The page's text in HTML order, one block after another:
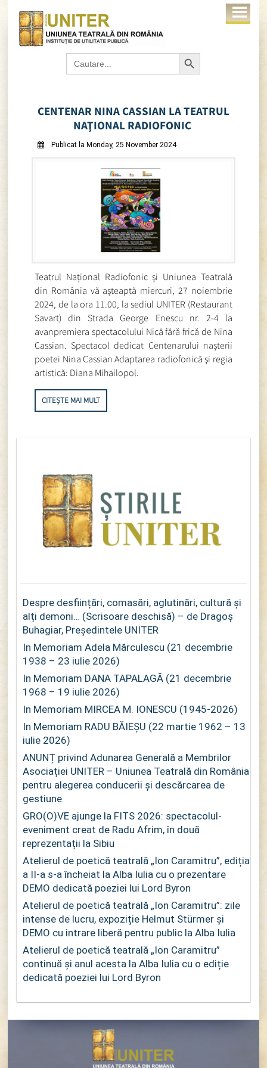
Search
for:
Search Button
CENTENAR NINA CASSIAN LA TEATRUL
NAŢIONAL RADIOFONIC
Publicat la Monday, 25 November 2024
Teatrul Național Radiofonic şi Uniunea Teatrală
din România vă așteaptă miercuri, 27 noiembrie
2024, de la ora 11.00, la sediul UNITER (Restaurant
Savart) din Strada George Enescu nr. 2-4 la
avanpremiera spectacolului Nică fără frică de Nina
Cassian. Spectacol dedicat Centenarului nașterii
poetei Nina Cassian Adaptarea radiofonică şi regia
artistică: Diana Mihailopol.
CITEȘTE MAI MULT
Despre desființări, comasări, aglutinări, cultură și
alți demoni… (Scrisoare deschisă) – de Dragoș
Buhagiar, Președintele UNITER
In Memoriam Adela Mărculescu (21 decembrie
1938 – 23 iulie 2026)
In Memoriam DANA TAPALAGĂ (21 decembrie
1968 – 19 iulie 2026)
In Memoriam MIRCEA M. IONESCU (1945-2026)
In Memoriam RADU BĂIEȘU (22 martie 1962 – 13
iulie 2026)
ANUNȚ privind Adunarea Generală a Membrilor
Asociației UNITER – Uniunea Teatrală din România
pentru alegerea conducerii și descărcarea de
gestiune
GRO(O)VE ajunge la FITS 2026: spectacolul-
eveniment creat de Radu Afrim, în două
reprezentații la Sibiu
Atelierul de poetică teatrală „Ion Caramitru”, ediția
a II-a s-a încheiat la Alba Iulia cu o prezentare
DEMO dedicată poeziei lui Lord Byron
Atelierul de poetică teatrală „Ion Caramitru”: zile
intense de lucru, expoziție Helmut Stürmer și
DEMO cu intrare liberă pentru public la Alba Iulia
Atelierul de poetică teatrală „Ion Caramitru”
continuă și anul acesta la Alba Iulia cu o ediție
dedicată poeziei lui Lord Byron